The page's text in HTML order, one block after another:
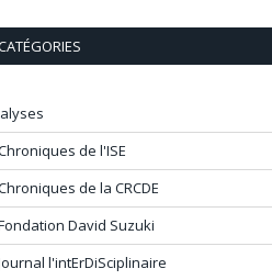
de l'ISE
de la CRCDE
David Suzuki
l'intErDiSciplinaire